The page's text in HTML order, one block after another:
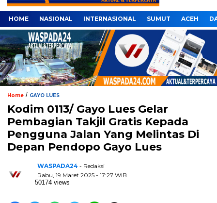
HOME NASIONAL INTERNASIONAL SUMUT ACEH
Home / GAYO LUES
Kodim 0113/ Gayo Lues Gelar
Pembagian Takjil Gratis Kepada
Pengguna Jalan Yang Melintas Di
Depan Pendopo Gayo Lues
WASPADA24 - Redaksi
Rabu, 19 Maret 2025 - 17:27 WIB
50174 views